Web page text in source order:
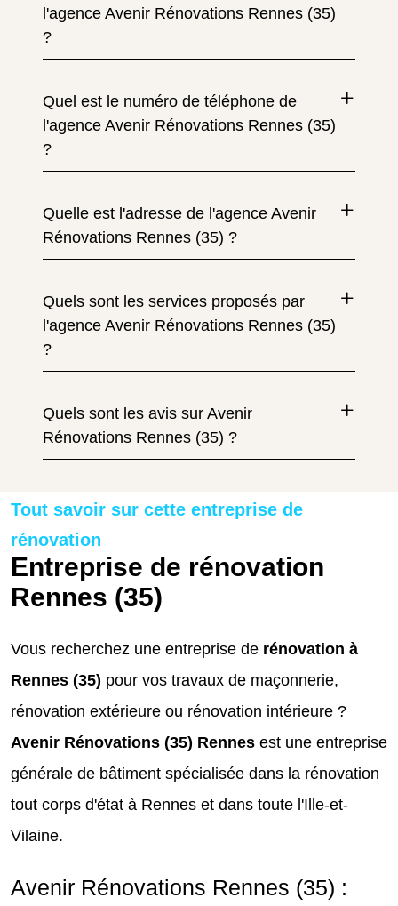
l'agence Avenir Rénovations Rennes (35)
?
Quel est le numéro de téléphone de
l'agence Avenir Rénovations Rennes (35)
?
Quelle est l'adresse de l'agence Avenir
Rénovations Rennes (35) ?
Quels sont les services proposés par
l'agence Avenir Rénovations Rennes (35)
?
Quels sont les avis sur Avenir
Rénovations Rennes (35) ?
Tout savoir sur cette entreprise de
rénovation
Entreprise de rénovation
Rennes (35)
Vous recherchez une entreprise de rénovation à
Rennes (35) pour vos travaux de maçonnerie,
rénovation extérieure ou rénovation intérieure ?
Avenir Rénovations (35) Rennes est une entreprise
générale de bâtiment spécialisée dans la rénovation
tout corps d'état à Rennes et dans toute l'Ille-et-
Vilaine.
Avenir Rénovations Rennes (35) :